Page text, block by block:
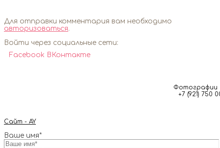
Для отправки комментария вам необходимо
авторизоваться.
Войти через социальные сети:
Facebook ВКонтакте
Фотографии
+7 (921) 750
Сайт - AY
Ваше имя*